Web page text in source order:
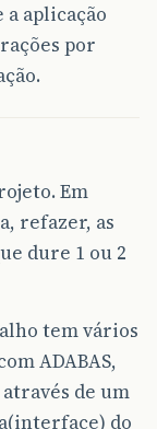
a aplicação
por
Em
refazer, as
dure 1 ou 2
tem vários
ADABAS,
de um
do